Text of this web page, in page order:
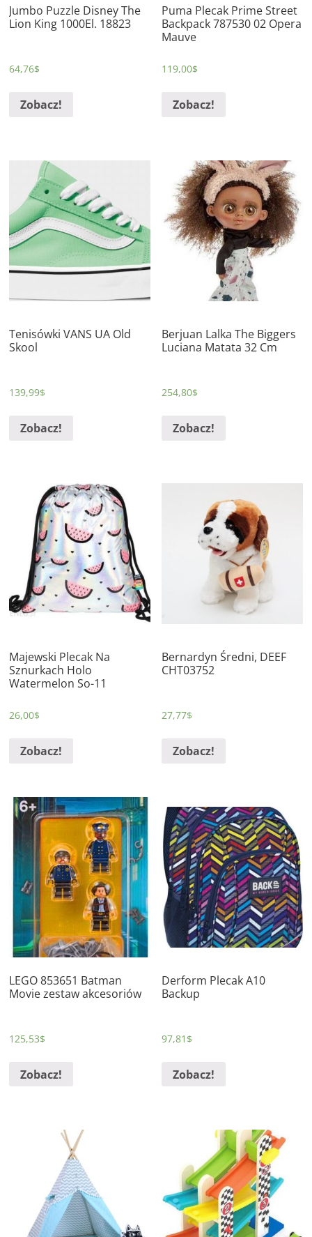
Jumbo Puzzle Disney The
Lion King 1000El. 18823
64,76$
Zobacz!
Puma Plecak Prime Street
Backpack 787530 02 Opera
Mauve
119,00$
Zobacz!
Tenisówki VANS UA Old
Skool
139,99$
Zobacz!
Berjuan Lalka The Biggers
Luciana Matata 32 Cm
254,80$
Zobacz!
Majewski Plecak Na
Sznurkach Holo
Watermelon So-11
26,00$
Zobacz!
Bernardyn Średni, DEEF
CHT03752
27,77$
Zobacz!
LEGO 853651 Batman
Movie zestaw akcesoriów
125,53$
Zobacz!
Derform Plecak A10
Backup
97,81 $
Zobacz!